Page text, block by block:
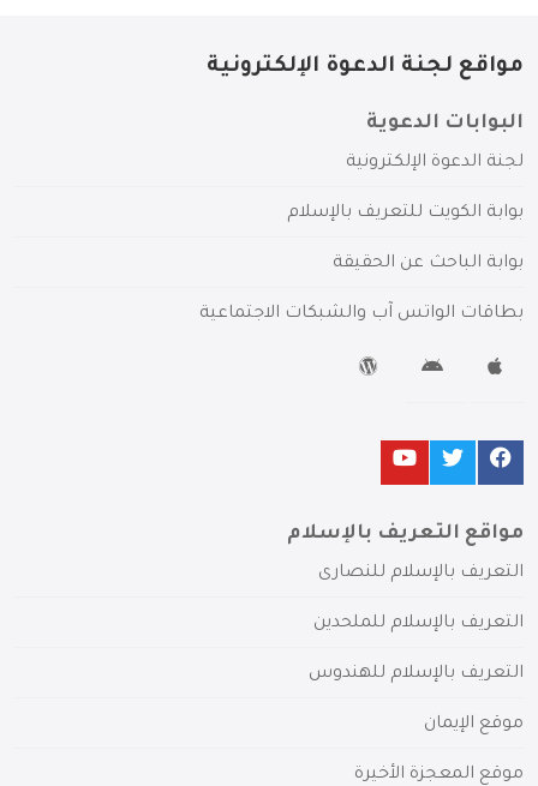
مواقع لجنة الدعوة الإلكترونية
البوابات الدعوية
لجنة الدعوة الإلكترونية
بوابة الكويت للتعريف بالإسلام
بوابة الباحث عن الحقيقة
بطاقات الواتس آب والشبكات الاجتماعية
مواقع التعريف بالإسلام
التعريف بالإسلام للنصارى
التعريف بالإسلام للملحدين
التعريف بالإسلام للهندوس
موقع الإيمان
موقع المعجزة الأخيرة